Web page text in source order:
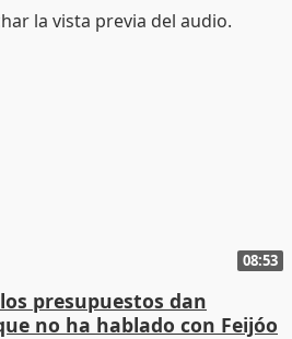
08:53
presupuestos dan
no ha hablado con Feijóo